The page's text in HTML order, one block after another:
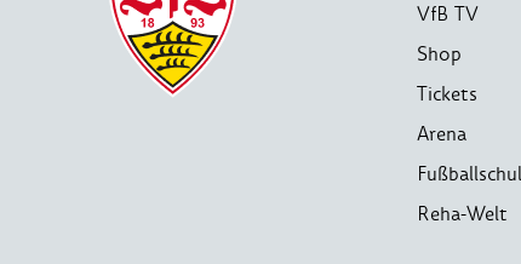
VfB TV
Shop
Tickets
Arena
Reha-Welt